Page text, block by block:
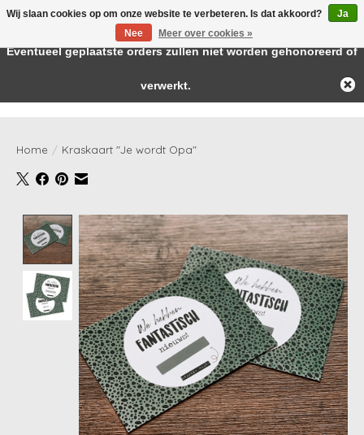
Home / Kraskaart "Je wordt Opa"
Product image slideshow Items
Wij slaan cookies op om onze website te verbeteren. Is dat akkoord?
Ja
Nee
Meer over cookies »
← Keer terug naar de backofficeDeze winkel is in aanbouw.
Eventueel geplaatste orders zullen niet worden gehonoreerd of
verwerkt.